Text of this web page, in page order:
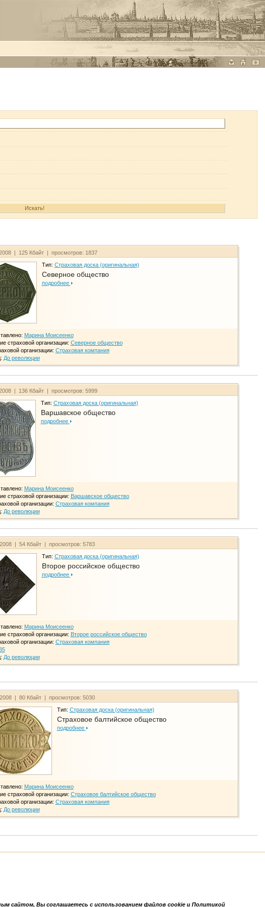
| 125 Кбайт | просмотров: 1837
Тип: Страховая доска (оригинальная)
Северное общество
подробнее
Марина Моисеенко
страховой организации: Северное общество
организации: Страховая компания
До революции
| 136 Кбайт | просмотров: 5999
Тип: Страховая доска (оригинальная)
Варшавское общество
подробнее
Марина Моисеенко
страховой организации: Варшавское общество
организации: Страховая компания
До революции
| 54 Кбайт | просмотров: 5783
Тип: Страховая доска (оригинальная)
Второе российское общество
подробнее
Марина Моисеенко
страховой организации: Второе российское общество
организации: Страховая компания
До революции
| 80 Кбайт | просмотров: 5030
Тип: Страховая доска (оригинальная)
Страховое балтийское общество
подробнее
Марина Моисеенко
страховой организации: Страховое балтийское общество
организации: Страховая компания
До революции
сайтом, Вы соглашаетесь с использованием файлов cookie и Политикой